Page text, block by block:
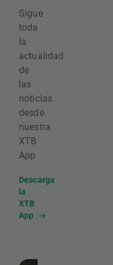
Sigue
toda
la
actualidad
de
las
noticias
desde
nuestra
XTB
App
Descarga
la
XTB
App